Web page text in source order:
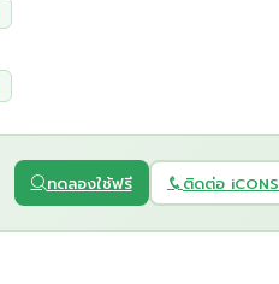
ทดลองใช้ฟรี ติดต่อ iCONS